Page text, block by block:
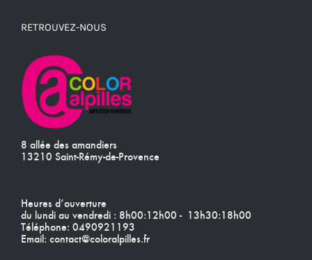
RETROUVEZ-NOUS
8 allée des amandiers
13210 Saint-Rémy-de-Provence
Heures d’ouverture
du lundi au vendredi : 8h00:12h00 - 13h30:18h00
Téléphone: 0490921193
Email: contact@coloralpilles.fr